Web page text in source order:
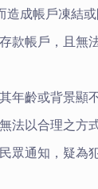
成帳戶凍結或
款帳戶，且無
年齡或背景顯
法以合理之方
眾通知，疑為